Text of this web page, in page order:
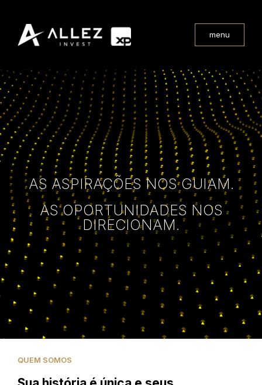
menu
AS ASPIRAÇÕES NOS GUIAM.
AS OPORTUNIDADES NOS
DIRECIONAM.
QUEM SOMOS